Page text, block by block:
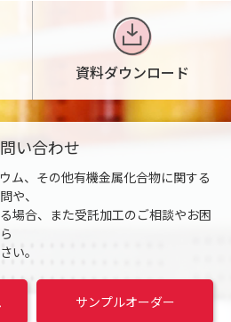
資料ダウンロード
い合わせ
ム、その他有機金属化合物に関する
や、
場合、また受託加工のご相談やお困
い。
サンプルオーダー